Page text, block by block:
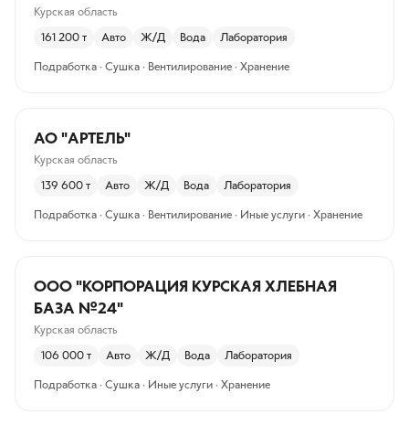
Курская область
161 200 т Авто Ж/Д Вода Лаборатория
Подработка · Сушка · Вентилирование · Хранение
АО "АРТЕЛЬ"
Курская область
139 600 т Авто Ж/Д Вода Лаборатория
Подработка · Сушка · Вентилирование · Иные услуги · Хранение
ООО "КОРПОРАЦИЯ КУРСКАЯ ХЛЕБНАЯ
БАЗА №24"
Курская область
106 000 т Авто Ж/Д Вода Лаборатория
Подработка · Сушка · Иные услуги · Хранение